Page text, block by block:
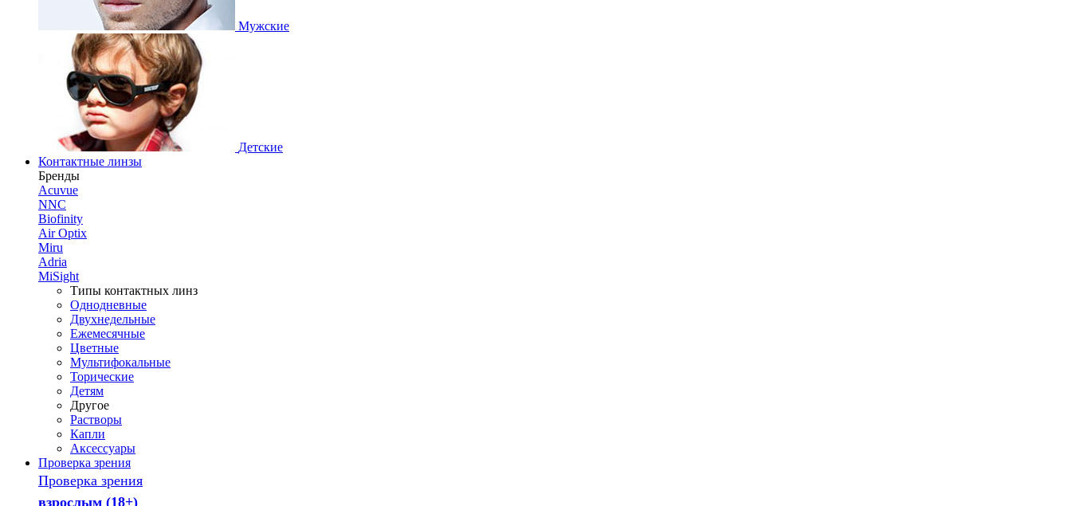
Мужские
Детские
Контактные линзы
Бренды
Acuvue
NNC
Biofinity
Air Optix
Miru
Adria
MiSight
Типы контактных линз
Однодневные
Двухнедельные
Ежемесячные
Цветные
Мультифокальные
Торические
Детям
Другое
Растворы
Капли
Аксессуары
Проверка зрения
Проверка зрения
взрослым (18+)